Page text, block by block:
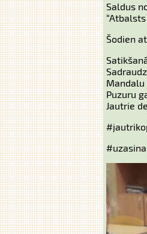
Saldus
Šodien
Mandalu
Puzuru
Jautrie